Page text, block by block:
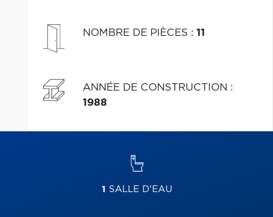
NOMBRE DE PIÈCES : 11
ANNÉE DE CONSTRUCTION :
1988
1 SALLE D'EAU